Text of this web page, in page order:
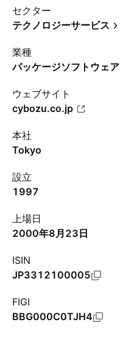
セクター
テクノロジーサービス
業種
パッケージソフトウェア
ウェブサイト
cybozu.co.jp
本社
Tokyo
設立
1997
上場日
2000年8月23日
ISIN
JP3312100005
FIGI
BBG000C0TJH4